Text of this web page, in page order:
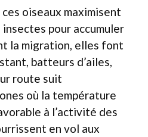
oiseaux maximisent
pour accumuler
la migration, elles font
batteurs d’ailes,
route suit
où la température
à l’activité des
en vol aux